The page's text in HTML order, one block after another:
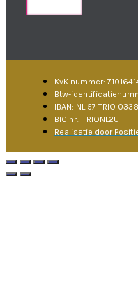
KvK nummer:
Btw-
IBAN: NL 57 TRIO
BIC nr.: TRIONL2U
Realisatie door